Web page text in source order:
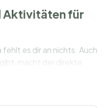
Aktivitäten für
es dir an nichts. Auch
macht der direkte